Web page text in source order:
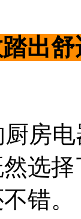
踏出
电
选
错。